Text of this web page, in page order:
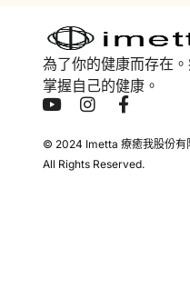
為了你的健康而存在
掌握自己的健康。
© 2024 Imetta 療癒我股份有
All Rights Reserved.